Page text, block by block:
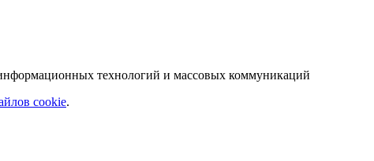
технологий и массовых коммуникаций
cookie.